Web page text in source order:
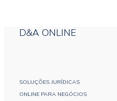
D&A ONLINE
SOLUÇÕES JURÍDICAS
ONLINE PARA NEGÓCIOS